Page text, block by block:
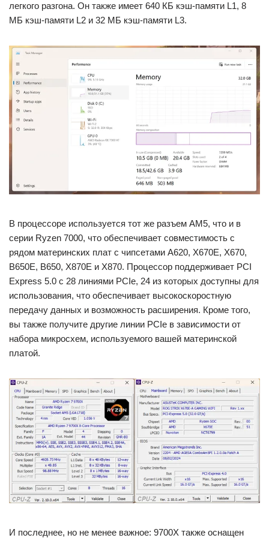
легкого разгона. Он также имеет 640 КБ кэш-памяти L1, 8
МБ кэш-памяти L2 и 32 МБ кэш-памяти L3.
В процессоре используется тот же разъем AM5, что и в
серии Ryzen 7000, что обеспечивает совместимость с
рядом материнских плат с чипсетами A620, X670E, X670,
B650E, B650, X870E и X870. Процессор поддерживает PCI
Express 5.0 с 28 линиями PCIe, 24 из которых доступны для
использования, что обеспечивает высокоскоростную
передачу данных и возможность расширения. Кроме того,
вы также получите другие линии PCIe в зависимости от
набора микросхем, используемого вашей материнской
платой.
И последнее, но не менее важное: 9700X также оснащен